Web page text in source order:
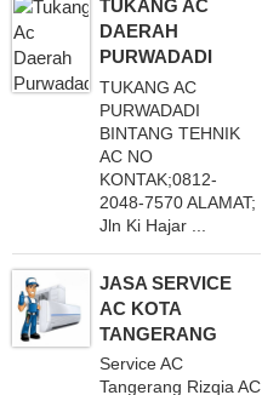
TUKANG AC
DAERAH
PURWADADI
TUKANG AC
PURWADADI
BINTANG TEHNIK
AC NO
KONTAK;0812-
2048-7570 ALAMAT;
Jln Ki Hajar ...
JASA SERVICE
AC KOTA
TANGERANG
Service AC
Tangerang Rizqia AC